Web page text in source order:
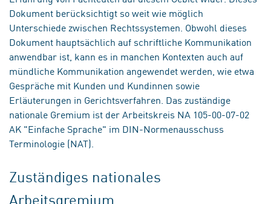
Dokument berücksichtigt so weit wie möglich
Unterschiede zwischen Rechtssystemen. Obwohl dieses
Dokument hauptsächlich auf schriftliche Kommunikation
anwendbar ist, kann es in manchen Kontexten auch auf
mündliche Kommunikation angewendet werden, wie etwa
Gespräche mit Kunden und Kundinnen sowie
Erläuterungen in Gerichtsverfahren. Das zuständige
nationale Gremium ist der Arbeitskreis NA 105-00-07-02
AK "Einfache Sprache" im DIN-Normenausschuss
Terminologie (NAT).
Zuständiges nationales
Arbeitsgremium